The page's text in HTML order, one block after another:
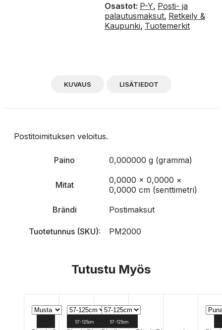
Osastot: P-Y, Posti- ja
palautusmaksut, Retkeily &
Kaupunki, Tuotemerkit
KUVAUS LISÄTIEDOT
Postitoimituksen veloitus.
Paino 0,000000 g (gramma)
Mitat
0,0000 × 0,0000 ×
0,0000 cm (senttimetri)
Brändi
Postimaksut
Tuotetunnus (SKU): PM2000
Tutustu Myös
57-125cm 57-125cm